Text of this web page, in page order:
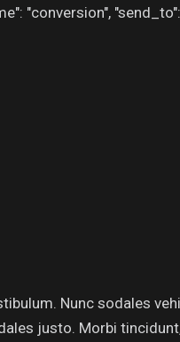
"conversion",
Nunc sodales
justo. Morbi